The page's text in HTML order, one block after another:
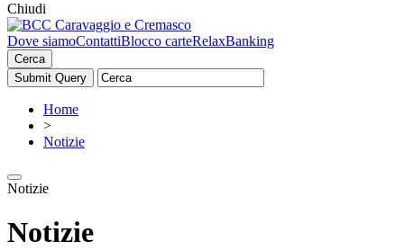
Chiudi
Dove siamoContattiBlocco carteRelaxBanking
Cerca
Home
>
Notizie
Notizie
Notizie